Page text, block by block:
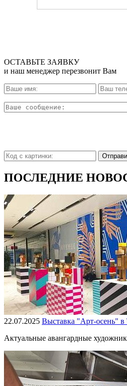
ОСТАВЬТЕ ЗАЯВКУ
и наш менеджер перезвонит Вам
ПОСЛЕДНИЕ
22.07.2025 Выставка "Арт-осень"
Актуальные авангардные